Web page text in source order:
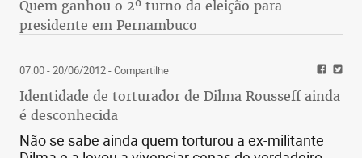
Quem ganhou o 2º turno da eleição para
presidente em Pernambuco
07:00 - 20/06/2012- Compartilhe
Identidade de torturador de Dilma Rousseff ainda
é desconhecida
Não se sabe ainda quem torturou a ex-militante